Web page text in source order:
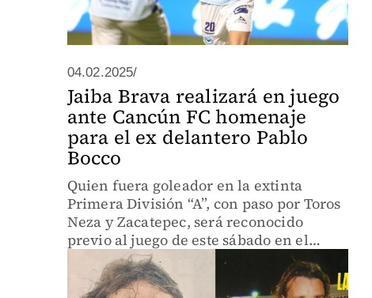
04.02.2025/
Jaiba Brava realizará en juego
ante Cancún FC homenaje
para el ex delantero Pablo
Bocco
Quien fuera goleador en la extinta
Primera División “A”, con paso por Toros
Neza y Zacatepec, será reconocido
previo al juego de este sábado en el
Estadio Tamaulipas